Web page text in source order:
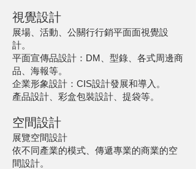
視覺設計
展場、活動、公關⾏行銷平⾯面視覺設
計。
平面宣傳品設計：DM、型錄、各式周邊商
品、海報等。
企業形象設計：CIS設計發展和導入。
產品設計、彩盒包裝設計、提袋等。
空間設計
展覽空間設計
依不同產業的模式、傳遞專業的商業的空
間設計。